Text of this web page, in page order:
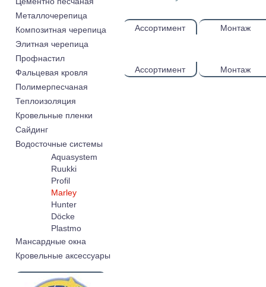
Металлочерепица
Композитная черепица
Элитная черепица
Профнастил
Фальцевая кровля
Полимерпесчаная
Теплоизоляция
Кровельные пленки
Cайдинг
Водосточные системы
Aquasystem
Ruukki
Profil
Marley
Hunter
Döcke
Plastmo
Мансардные окна
Кровельные аксессуары
Ассортимент Монтаж
Ассортимент Монтаж